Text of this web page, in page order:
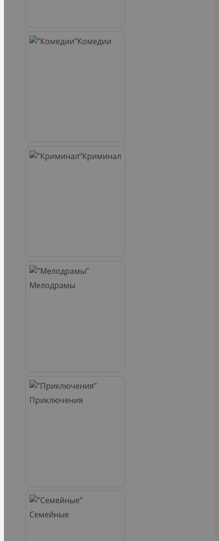
Комедии
Криминал
Мелодрамы
Приключения
Семейные